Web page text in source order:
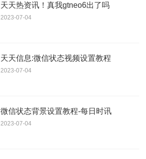
天天热资讯！真我gtneo6出了吗
2023-07-04
天天信息:微信状态视频设置教程
2023-07-04
微信状态背景设置教程-每日时讯
2023-07-04